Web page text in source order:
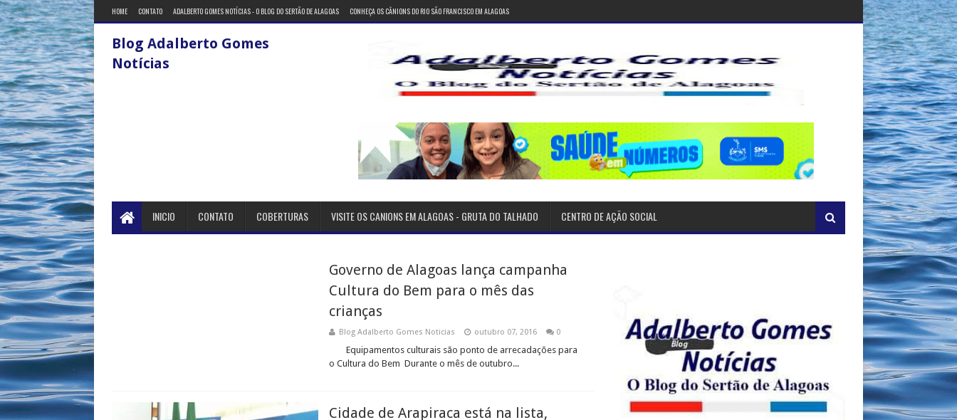
HOME CONTATO ADALBERTO GOMES NOTÍCIAS - O BLOG DO SERTÃO DE ALAGOAS CONHEÇA OS CÂNIONS DO RIO SÃO FRANCISCO EM ALAGOAS
Blog Adalberto Gomes
Notícias
INICIO CONTATO COBERTURAS VISITE OS CANIONS EM ALAGOAS - GRUTA DO TALHADO CENTRO DE AÇÃO SOCIAL
Governo de Alagoas lança campanha
Cultura do Bem para o mês das
crianças
Blog Adalberto Gomes Noticias outubro 07, 2016 0
Equipamentos culturais são ponto de arrecadações para
o Cultura do Bem Durante o mês de outubro...
Cidade de Arapiraca está na lista,